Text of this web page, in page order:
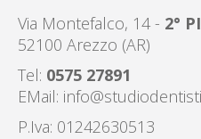
Via Montefalco, 14 - 2°
52100 Arezzo (AR)
Tel: 0575 27891
EMail:
P.Iva: 01242630513